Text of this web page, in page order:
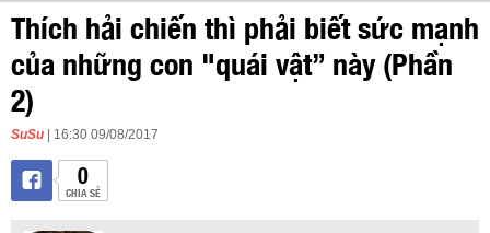
Thích hải chiến thì phải biết sức mạnh
của những con "quái vật” này (Phần
2)
SuSu | 16:30 09/08/2017
0
CHIA SẺ